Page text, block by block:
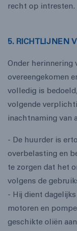
recht op intresten.
5. RICHTLIJNEN
Onder herinnering
overeengekomen
volledig is
volgende
inachtnaming van
- De huurder is
overbelasting en
te zorgen dat het
volgens de
- Hij dient
motoren en
geschikte oliën